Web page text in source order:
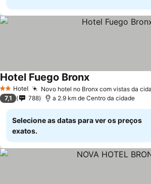
2 Estrelas
Hotel Novo hotel no Bronx com vistas da
Hotel Fuego Bronx
7,1 788 a 2.9 km de Centro da cidade
Selecione as datas para ver os preços
exatos.